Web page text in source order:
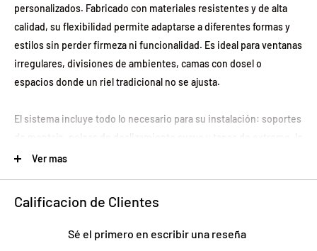
personalizados. Fabricado con materiales resistentes y de alta
calidad, su flexibilidad permite adaptarse a diferentes formas y
estilos sin perder firmeza ni funcionalidad. Es ideal para ventanas
irregulares, divisiones de ambientes, camas con dosel o
espacios donde un riel tradicional no se ajusta.
El sistema incluye todo lo necesario para su instalación: soportes
de montaje, poleas de deslizamiento suave y tapas de extremo, lo
que garantiza una instalación rápida y segura. Gracias a su diseño
Características principales:
• Medidas:300x1x 0.5 cm
Ver mas
Calificacion de Clientes
Sé el primero en escribir una reseña